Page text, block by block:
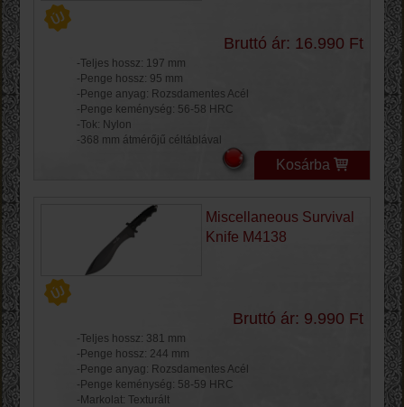
Bruttó ár: 16.990 Ft
-Teljes hossz: 197 mm
-Penge hossz: 95 mm
-Penge anyag: Rozsdamentes Acél
-Penge keménység: 56-58 HRC
-Tok: Nylon
-368 mm átmérőjű céltáblával
Kosárba
Miscellaneous Survival
Knife M4138
Bruttó ár: 9.990 Ft
-Teljes hossz: 381 mm
-Penge hossz: 244 mm
-Penge anyag: Rozsdamentes Acél
-Penge keménység: 58-59 HRC
-Markolat: Texturált